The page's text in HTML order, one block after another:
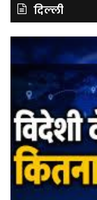
दिल्ली